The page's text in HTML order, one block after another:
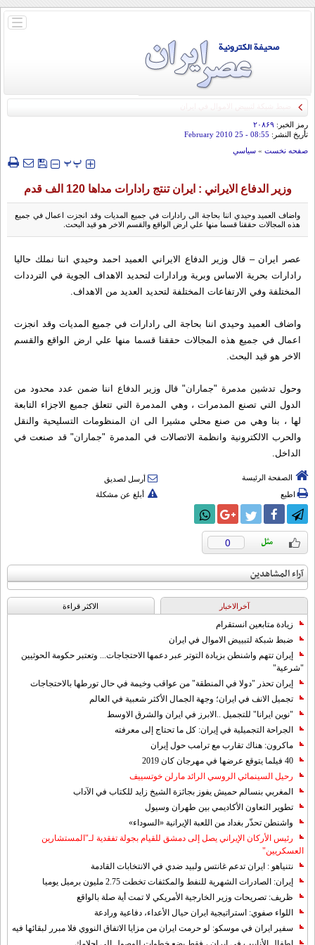
باز
رمز الخبر: ۲۰۸۶۹
تأريخ النشر: 08:55
- 25 February 2010
صفحه نخست » سياسي
‍‍‍ پپ
وزير الدفاع الايراني : ايران تنتج رادارات مداها 120 الف قدم
واضاف العميد وحيدي اننا بحاجة الى رادارات في جميع المديات وقد انجزت اعمال في جميع
هذه المجالات حققنا قسما منها علي ارض الواقع والقسم الاخر هو قيد البحث.
عصر ايران – قال وزير الدفاع الايراني العميد احمد وحيدي اننا نملك حاليا
رادارات بحرية الاساس وبرية ورادارات لتحديد الاهداف الجوية في الترددات
المختلفة وفي الارتفاعات المختلفة لتحديد العديد من الاهداف.
واضاف العميد وحيدي اننا بحاجة الى رادارات في جميع المديات وقد انجزت
اعمال في جميع هذه المجالات حققنا قسما منها علي ارض الواقع والقسم
الاخر هو قيد البحث.
وحول تدشين مدمرة "جماران" قال وزير الدفاع اننا ضمن عدد محدود من
الدول التي تصنع المدمرات ، وهي المدمرة التي تتعلق جميع الاجزاء التابعة
لها ، بنا وهي من صنع محلي مشيرا الى ان المنظومات التسليحية والنقل
والحرب الالكترونية وانظمة الاتصالات في المدمرة "جماران" قد صنعت في
الداخل.
الصفحة الرئيسة
أرسل لصديق
اطبع
أبلغ عن مشكلة
0
آراء المشاهدين
آخرالاخبار الاکثر قراءة
زيادة متابعين انستقرام
ضبط شبكة لتبييض الاموال في ايران
إيران تتهم واشنطن بزيادة التوتر عبر دعمها الاحتجاجات... وتعتبر حكومة الحوثيين
"شرعية"
إيران تحذر "دولا في المنطقة" من عواقب وخيمة في حال تورطها بالاحتجاجات
تجميل الانف في ايران؛ وجهة الجمال الأكثر شعبية في العالم
"نوين ايرانا" للتجميل ..الابرز في ايران والشرق الاوسط
الجراحة التجميلية في إيران: كل ما تحتاج إلى معرفته
ماكرون: هناك تقارب مع ترامب حول إيران
40 فيلما يتوقع عرضها في مهرجان كان 2019
رحيل السينمائي الروسي الرائد مارلن خوتسييف
المغربي بنسالم حميش يفوز بجائزة الشيخ زايد للكتاب في الآداب
تطوير التعاون الأكاديمي بين طهران وسيول
واشنطن تحذّر بغداد من اللعبة الإيرانية «السوداء»
رئيس الأركان الإيراني يصل إلى دمشق للقيام بجولة تفقدية لـ"المستشارين
العسكريين"
نتنياهو : ايران تدعم غانتس ولبيد ضدي في الانتخابات القادمة
إيران: الصادرات الشهریة للنفط والمكثفات تخطت 2.75 مليون برميل يوميا
ظريف: تصريحات وزير الخارجية الأمريكي لا تمت أية صلة بالواقع
اللواء صفوي: استراتيجية ايران حيال الأعداء، دفاعية ورادعة
سفير ايران في موسكو: لو حرمت ايران من مزايا الاتفاق النووي فلا مبرر لبقائها فيه